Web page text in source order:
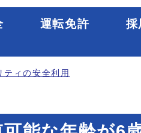
運転免許 採
ティの安全利用